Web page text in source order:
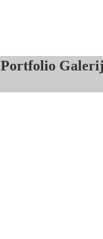
Portfolio Galerij